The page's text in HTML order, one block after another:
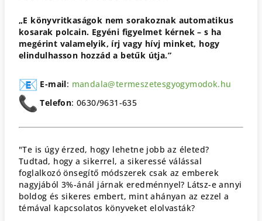
„E könyvritkaságok nem sorakoznak automatikus
kosarak polcain. Egyéni figyelmet kérnek – s ha
megérint valamelyik, írj vagy hívj minket, hogy
elindulhasson hozzád a betűk útja.”
E-mail: mandala@termeszetesgyogymodok.hu
Telefon: 0630/9631-635
"Te is úgy érzed, hogy lehetne jobb az életed?
Tudtad, hogy a sikerrel, a sikeressé válással
foglalkozó önsegítő módszerek csak az emberek
nagyjából 3%-ánál járnak eredménnyel? Látsz-e annyi
boldog és sikeres embert, mint ahányan az ezzel a
témával kapcsolatos könyveket elolvasták?